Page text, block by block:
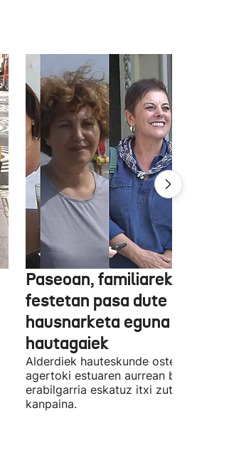
Paseoan, familiarekin edo
festetan pasa dute
hausnarketa eguna
hautagaiek
Alderdiek hauteskunde osteko
agertoki estuaren aurrean boto
erabilgarria eskatuz itxi zuten atzo
kanpaina.